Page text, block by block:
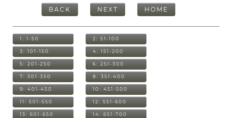
BACK NEXT HOME
1: 1-50 2: 51-100
3: 101-150 4: 151-200
5: 201-250 6: 251-300
7: 301-350 8: 351-400
9: 401-450 10: 451-500
11: 501-550 12: 551-600
13: 601-650 14: 651-700